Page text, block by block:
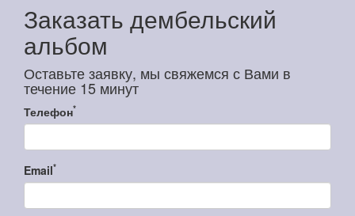
Заказать дембельский
альбом
Оставьте заявку, мы свяжемся с Вами в
течение 15 минут
Телефон*
Email*